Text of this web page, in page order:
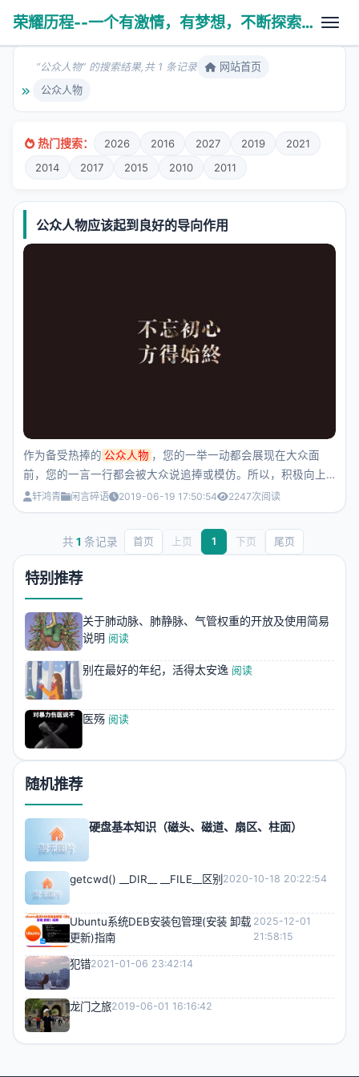
荣耀历程--一个有激情，有梦想，不断探索未知世界的热血青年
故剑情深
养育之恩
人生杂谈
科普健康
PHP相关
“公众人物” 的搜索结果,共 1 条记录
网站首页
公众人物
热门搜索： 2026 2016 2027 2019
2021
2014
2017 2015 2010 2011
公众人物应该起到良好的导向作用
作为备受热捧的 公众人物 ，您的一举一动都会展现在大众面
前，您的一言一行都会被大众说追捧或模仿。所以，积极向上
的表现能很好的影响着社会的进步。
轩鸿青 闲言碎语 2019-06-19 17:50:54 2247次阅读
共 1 条记录 首页 上页 1 下页 尾页
特别推荐
关于肺动脉、肺静脉、气管权重的开放及使用简易
说明 阅读
别在最好的年纪，活得太安逸 阅读
医殇 阅读
随机推荐
硬盘基本知识（磁头、磁道、扇区、柱面）
getcwd() __DIR__ __FILE__区别 2020-10-18 20:22:54
Ubuntu系统DEB安装包管理(安装 卸载
更新)指南
2025-12-01
21:58:15
犯错2021-01-06 23:42:14
龙门之旅2019-06-01 16:16:42